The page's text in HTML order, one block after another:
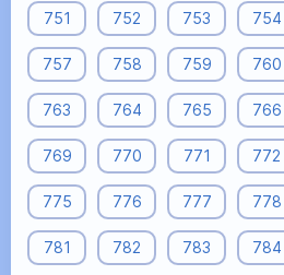
751 752 753 754
757 758 759 760
763 764 765 766
769 770 771 772
775 776 777 778
781 782 783 784